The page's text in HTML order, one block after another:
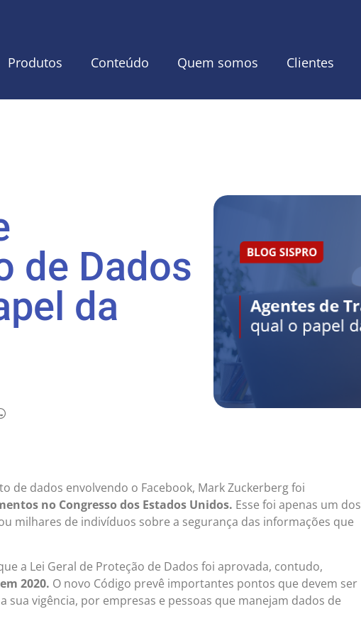
Produtos Conteúdo Quem somos Clientes
de Dados
da
de dados envolvendo o Facebook, Mark Zuckerberg foi
no Congresso dos Estados Unidos. Esse foi apenas um dos
milhares de indivíduos sobre a segurança das informações que
a Lei Geral de Proteção de Dados foi aprovada, contudo,
2020. O novo Código prevê importantes pontos que devem ser
sua vigência, por empresas e pessoas que manejam dados de